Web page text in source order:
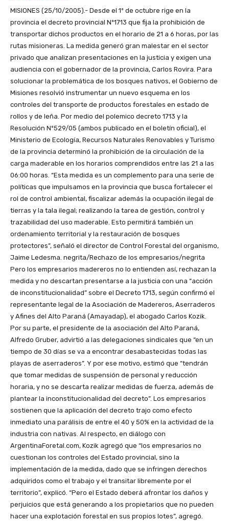
MISIONES (25/10/2005).- Desde el 1º de octubre rige en la
provincia el decreto provincial Nº1713 que fija la prohibición de
transportar dichos productos en el horario de 21 a 6 horas, por las
rutas misioneras. La medida generó gran malestar en el sector
privado que analizan presentaciones en la justicia y exigen una
audiencia con el gobernador de la provincia, Carlos Rovira. Para
solucionar la problemática de los bosques nativos, el Gobierno de
Misiones resolvió instrumentar un nuevo esquema en los
controles del transporte de productos forestales en estado de
rollos y de leña. Por medio del polemico decreto 1713 y la
Resolución Nº529/05 (ambos publicado en el boletín oficial), el
Ministerio de Ecología, Recursos Naturales Renovables y Turismo
de la provincia determinó la prohibición de la circulación de la
carga maderable en los horarios comprendidos entre las 21 a las
06:00 horas. “Esta medida es un complemento para una serie de
políticas que impulsamos en la provincia que busca fortalecer el
rol de control ambiental, fiscalizar además la ocupación ilegal de
tierras y la tala ilegal; realizando la tarea de gestión, control y
trazabilidad del uso maderable. Esto permitirá también un
ordenamiento territorial y la restauración de bosques
protectores”, señaló el director de Control Forestal del organismo,
Jaime Ledesma. negrita/Rechazo de los empresarios/negrita
Pero los empresarios madereros no lo entienden así, rechazan la
medida y no descartan presentarse a la justicia con una “acción
de inconstitucionalidad” sobre el Decreto 1713, según confirmó el
representante legal de la Asociación de Madereros, Aserraderos
y Afines del Alto Paraná (Amayadap), el abogado Carlos Kozik.
Por su parte, el presidente de la asociación del Alto Paraná,
Alfredo Gruber, advirtió a las delegaciones sindicales que “en un
tiempo de 30 días se va a encontrar desabastecidas todas las
playas de aserraderos”. Y por ese motivo, estimó que “tendrán
que tomar medidas de suspensión de personal y reducción
horaria, y no se descarta realizar medidas de fuerza, además de
plantear la inconstitucionalidad del decreto”. Los empresarios
sostienen que la aplicación del decreto trajo como efecto
inmediato una parálisis de entre el 40 y 50% en la actividad de la
industria con nativas. Al respecto, en diálogo con
ArgentinaForetal.com, Kozik agregó que “los empresarios no
cuestionan los controles del Estado provincial, sino la
implementación de la medida, dado que se infringen derechos
adquiridos como el trabajo y el transitar libremente por el
territorio”, explicó. “Pero el Estado deberá afrontar los daños y
perjuicios que está generando a los propietarios que no pueden
hacer una explotación forestal en sus propios lotes”, agregó.